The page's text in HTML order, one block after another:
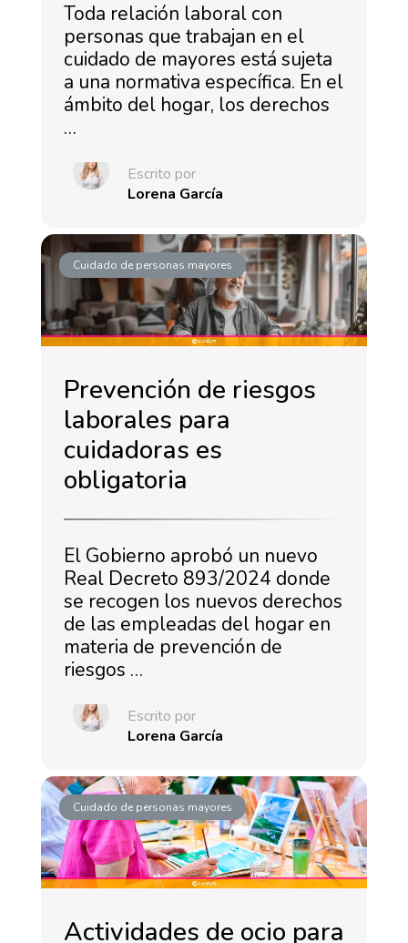
Toda relación laboral con
personas que trabajan en el
cuidado de mayores está sujeta
a una normativa específica. En el
ámbito del hogar, los derechos
…
Escrito por
Lorena García
Cuidado de personas mayores
Prevención de riesgos
laborales para
cuidadoras es
obligatoria
El Gobierno aprobó un nuevo
Real Decreto 893/2024 donde
se recogen los nuevos derechos
de las empleadas del hogar en
materia de prevención de
riesgos …
Escrito por
Lorena García
Cuidado de personas mayores
Actividades de ocio para